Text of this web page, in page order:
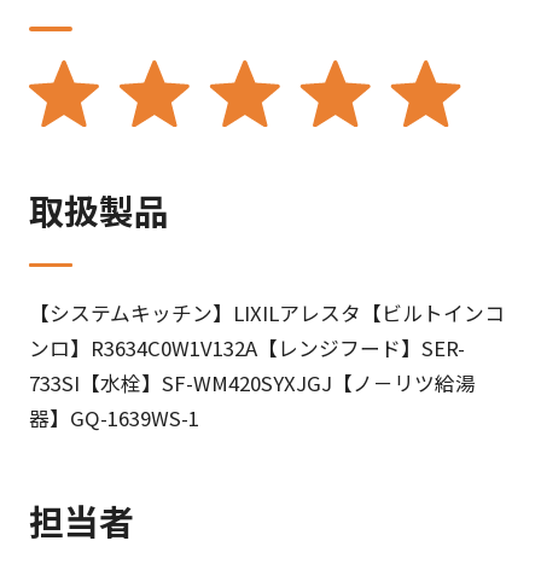
取扱製品
【システムキッチン】LIXILアレスタ【ビルトインコ
ンロ】R3634C0W1V132A【レンジフード】SER-
733SI【水栓】SF-WM420SYXJGJ【ノ－リツ給湯
器】GQ-1639WS-1
担当者